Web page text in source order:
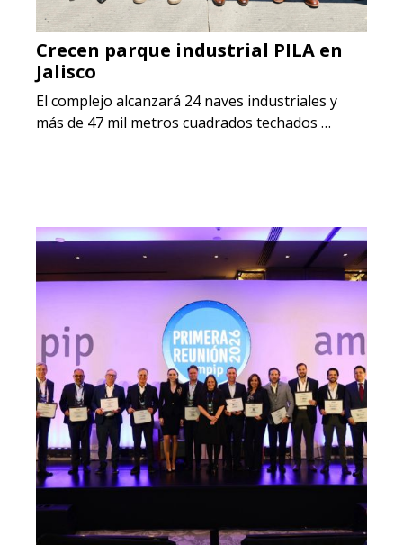
Crecen parque industrial PILA en
Jalisco
El complejo alcanzará 24 naves industriales y
más de 47 mil metros cuadrados techados …